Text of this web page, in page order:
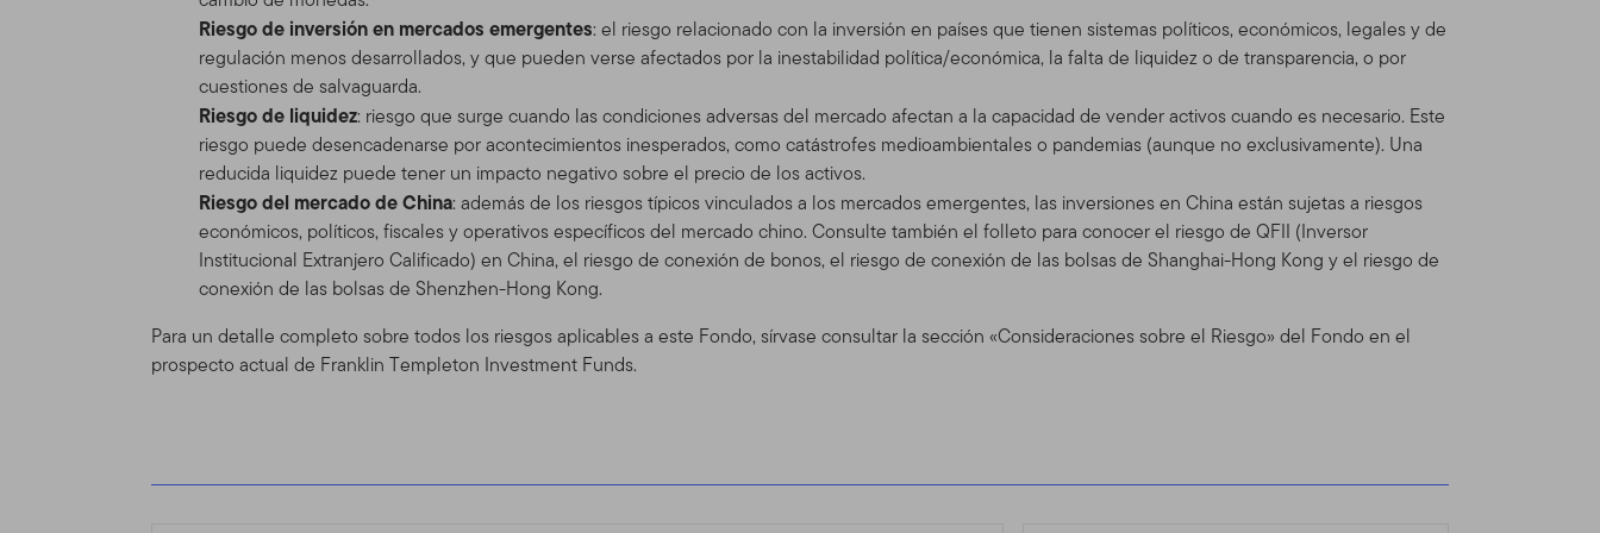
Riesgo de inversión en mercados emergentes: el riesgo relacionado con la inversión en países que tienen sistemas políticos, económicos, legales y de
regulación menos desarrollados, y que pueden verse afectados por la inestabilidad política/económica, la falta de liquidez o de transparencia, o por
cuestiones de salvaguarda.
Riesgo de liquidez: riesgo que surge cuando las condiciones adversas del mercado afectan a la capacidad de vender activos cuando es necesario. Este
riesgo puede desencadenarse por acontecimientos inesperados, como catástrofes medioambientales o pandemias (aunque no exclusivamente). Una
reducida liquidez puede tener un impacto negativo sobre el precio de los activos.
Riesgo del mercado de China: además de los riesgos típicos vinculados a los mercados emergentes, las inversiones en China están sujetas a riesgos
económicos, políticos, fiscales y operativos específicos del mercado chino. Consulte también el folleto para conocer el riesgo de QFII (Inversor
Institucional Extranjero Calificado) en China, el riesgo de conexión de bonos, el riesgo de conexión de las bolsas de Shanghai-Hong Kong y el riesgo de
conexión de las bolsas de Shenzhen-Hong Kong.
Para un detalle completo sobre todos los riesgos aplicables a este Fondo, sírvase consultar la sección «Consideraciones sobre el Riesgo» del Fondo en el
prospecto actual de Franklin Templeton Investment Funds.
herramientas e informaciones disponibles en el este Sitio. El uso que usted realice de este Sitio está regulado por la
versión de las Condiciones de Uso en vigor en la fecha en que usted accede al Sitio. Hacemos reserva del derecho de
cambiar el Sitio y las Condiciones de Uso en cualquier momento, sin aviso previo. La fecha de cualquier actualización
se mostrará en la Tabla de Contenidos. Si usted utiliza el Sitio después de que se han enviado las Condiciones de Uso
actualizadas, se verá sujeto a las Condiciones de Uso con la actualización.
Espónsor del Sitio
El Sitio se provee como un servicio y para propósitos informativos solamente, por Templeton Global Advisors
Distributors, Ltd. (“TGAL”) (En adelante, " TGAL" o "nosotros") –no está provisto por los fondos Franklin Templeton (en
adelante "Fondo(s)"). Franklin Resources, Inc. [NYSE: BEN] es una organización global de inversiones operando como
Franklin Templeton Investments. A través de varias entidades, Franklin Templeton Investments provee servicios de
inversión, de accionista y de distribución tanto globales como en Estados Unidos a los Fondos Franklin, Templeton y
profesionales e inversionistas